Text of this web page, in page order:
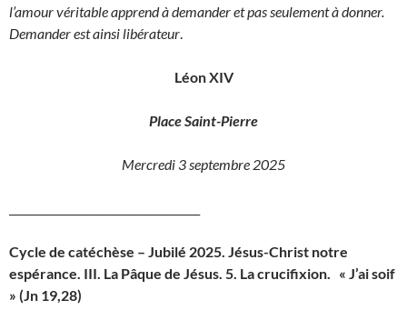
l’amour véritable apprend à demander et pas seulement à donner.
Demander est ainsi libérateur.
Léon XIV
Place Saint-Pierre
Mercredi 3 septembre 2025
Cycle de catéchèse – Jubilé 2025. Jésus-Christ notre
espérance. III. La Pâque de Jésus. 5. La crucifixion. « J’ai soif
» (Jn 19,28)